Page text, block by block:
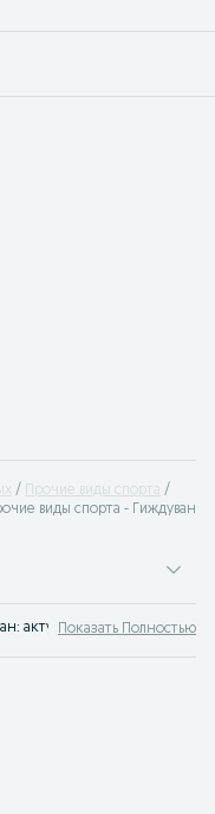
Прочие виды спорта
виды спорта - Гиждуван
актуальные объявления
Показать Полностью